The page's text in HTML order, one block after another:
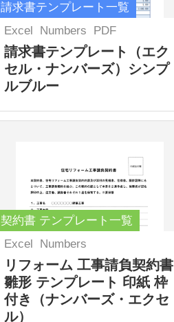
請求書テンプレート一覧
Excel
Numbers PDF
請求書テンプレート（エク
セル・ナンバーズ）シンプ
ルブルー
契約書 テンプレート一覧
Excel
Numbers
リフォーム 工事請負契約書
雛形 テンプレート 印紙 枠
付き（ナンバーズ・エクセ
ル）